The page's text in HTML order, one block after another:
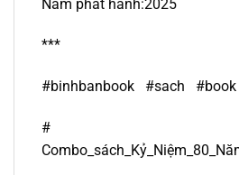
Năm phát hành:2025
***
#binhbanbook #sach #book
#